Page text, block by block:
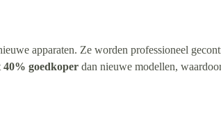
apparaten. Ze worden professioneel
40% goedkoper dan nieuwe modellen,